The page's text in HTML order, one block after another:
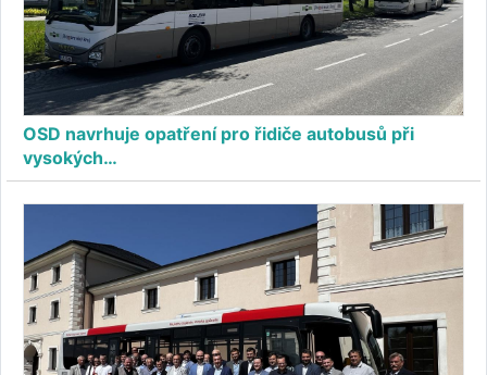
OSD navrhuje opatření pro řidiče autobusů při
vysokých…